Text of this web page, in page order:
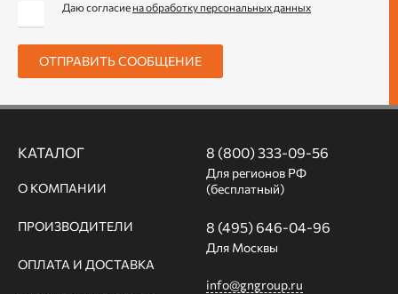
Даю согласие на обработку персональных данных
ОТПРАВИТЬ СООБЩЕНИЕ
КАТАЛОГ
О КОМПАНИИ
ПРОИЗВОДИТЕЛИ
ОПЛАТА И ДОСТАВКА
8 (800) 333-09-56
Для регионов РФ
(бесплатный)
8 (495) 646-04-96
Для Москвы
info@gngroup.ru